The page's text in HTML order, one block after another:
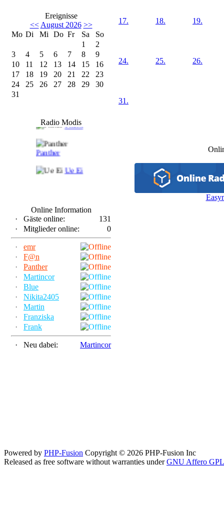
Ereignisse
<< August 2026 >>
Mo Di Mi Do Fr Sa
So
1
2
3
4 5 6 7 8
9
10
11 12 13 14 15
16
17
18 19 20 21 22
23
24
25 26 27 28 29
30
31
Radio Modis
Frank
Panther
Ue Ei
Online Information
·
Gäste online:
131
·
Mitglieder online: 0
·
emr
·
F@n
·
Panther
·
Martincor
·
Blue
·
Nikita2405
·
Martin
·
Franziska
·
Frank
· Neu dabei: Martincor
17. 18. 19.
24. 25. 26.
31.
Powered by PHP-Fusion Copyright © 2026 PHP-Fusion Inc
Released as free software without warranties underGNU Affero GPL